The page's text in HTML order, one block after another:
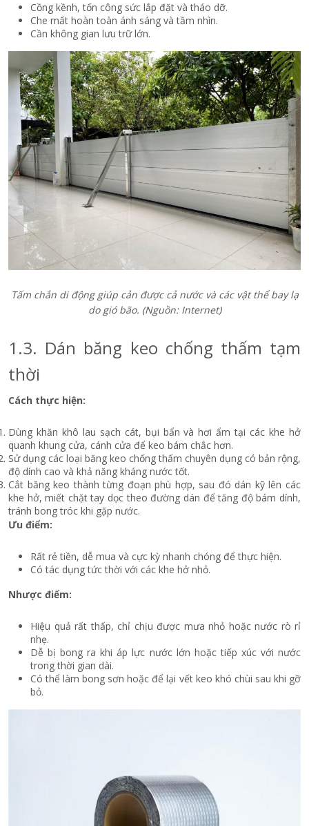
Cồng kềnh, tốn công sức lắp đặt và tháo dỡ.
Che mất hoàn toàn ánh sáng và tầm nhìn.
Cần không gian lưu trữ lớn.
Tấm chắn di động giúp cản được cả nước và các vật thể bay lạ
do gió bão. (Nguồn: Internet)
1.3. Dán băng keo chống thấm tạm
thời
Cách thực hiện:
Dùng khăn khô lau sạch cát, bụi bẩn và hơi ẩm tại các khe hở
quanh khung cửa, cánh cửa để keo bám chắc hơn.
Sử dụng các loại băng keo chống thấm chuyên dụng có bản rộng,
độ dính cao và khả năng kháng nước tốt.
Cắt băng keo thành từng đoạn phù hợp, sau đó dán kỹ lên các
khe hở, miết chặt tay dọc theo đường dán để tăng độ bám dính,
tránh bong tróc khi gặp nước.
Ưu điểm:
Rất rẻ tiền, dễ mua và cực kỳ nhanh chóng để thực hiện.
Có tác dụng tức thời với các khe hở nhỏ.
Nhược điểm:
Hiệu quả rất thấp, chỉ chịu được mưa nhỏ hoặc nước rò rỉ
nhẹ.
Dễ bị bong ra khi áp lực nước lớn hoặc tiếp xúc với nước
trong thời gian dài.
Có thể làm bong sơn hoặc để lại vết keo khó chùi sau khi gỡ
bỏ.